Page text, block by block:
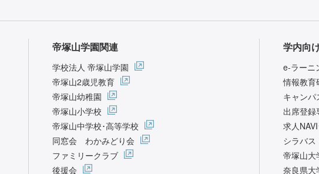
帝塚山学園関連
学校法人 帝塚山学園
帝塚山2歳児教育
帝塚山幼稚園
帝塚山小学校
帝塚山中学校･高等学校
同窓会 わかみどり会
ファミリークラブ
後援会
学内向
e-ラーニ
情報教育
キャンパ
出席登録
求人
シラバス
帝塚山大
奈良県大